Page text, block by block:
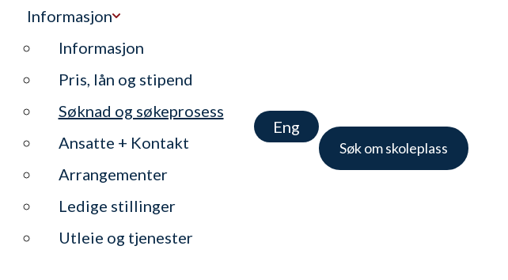
Informasjon
Informasjon
Pris, lån og stipend
Søknad og søkeprosess
Ansatte + Kontakt
Arrangementer
Ledige stillinger
Utleie og tjenester
Eng
Søk om skoleplass